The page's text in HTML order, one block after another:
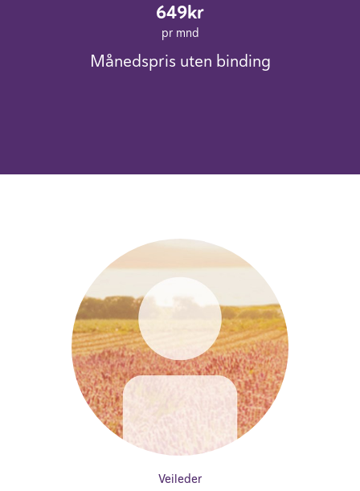
649kr
pr mnd
Månedspris uten binding
Veileder